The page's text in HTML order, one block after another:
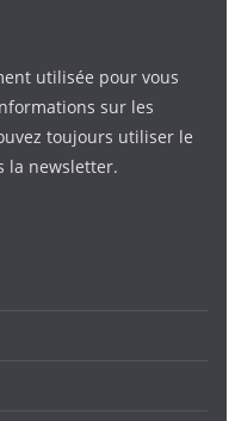
utilisée pour vous
sur les
toujours utiliser le
la newsletter.